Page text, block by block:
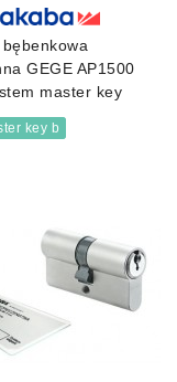
bębenkowa
GEGE AP1500
master key
key b